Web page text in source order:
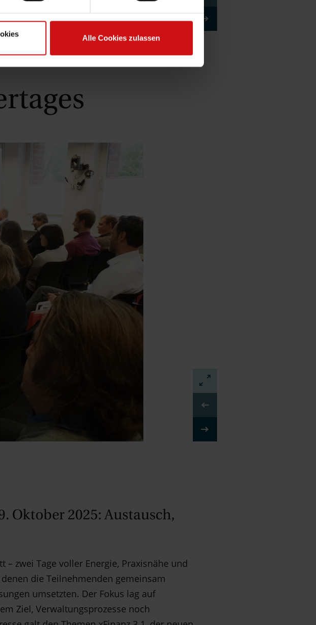
Alle Cookies zulassen
Oktober 2025: Austausch,
– zwei Tage voller Energie, Praxisnähe und
die Teilnehmenden gemeinsam
umsetzten. Der Fokus lag auf
Ziel, Verwaltungsprozesse noch